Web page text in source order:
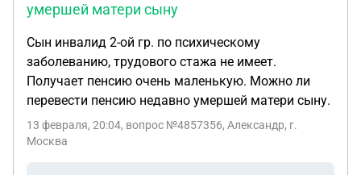
умершей матери сыну
Сын инвалид 2-ой гр. по психическому
заболеванию, трудового стажа не имеет.
Получает пенсию очень маленькую. Можно ли
перевести пенсию недавно умершей матери сыну.
13 февраля, 20:04, вопрос №4857356, Александр, г.
Москва